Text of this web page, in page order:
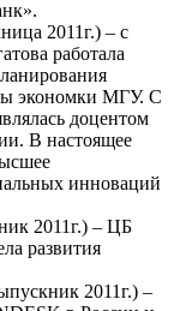
2011г.) – с
работала
экономки МГУ. С
доцентом
В настоящее
инноваций
2011г.) – ЦБ
развития
2011г.) –